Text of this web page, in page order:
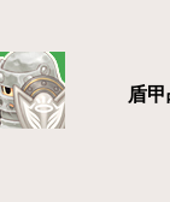
盾